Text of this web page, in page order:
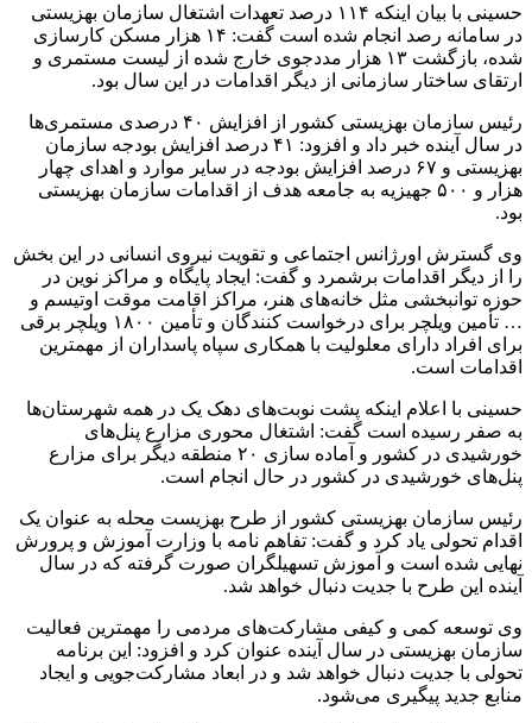
حسینی با بیان اینکه ۱۱۴ درصد تعهدات اشتغال سازمان بهزیستی
در سامانه رصد انجام شده است گفت: ۱۴ هزار مسکن کارسازی
شده، بازگشت ۱۳ هزار مددجوی خارج شده از لیست مستمری و
ارتقای ساختار سازمانی از دیگر اقدامات در این سال بود.
رئیس سازمان بهزیستی کشور از افزایش ۴۰ درصدی مستمری‌ها
در سال آینده خبر داد و افزود: ۴۱ درصد افزایش بودجه سازمان
بهزیستی و ۶۷ درصد افزایش بودجه در سایر موارد و اهدای چهار
هزار و ۵۰۰ جهیزیه به جامعه هدف از اقدامات سازمان بهزیستی
بود.
وی گسترش اورژانس اجتماعی و تقویت نیروی انسانی در این بخش
را از دیگر اقدامات برشمرد و گفت: ایجاد پایگاه و مراکز نوین در
حوزه توانبخشی مثل خانه‌های هنر، مراکز اقامت موقت اوتیسم و
… تأمین ویلچر برای درخواست کنندگان و تأمین ۱۸۰۰ ویلچر برقی
برای افراد دارای معلولیت با همکاری سپاه پاسداران از مهمترین
اقدامات است.
حسینی با اعلام اینکه پشت نوبت‌های دهک یک در همه شهرستان‌ها
به صفر رسیده است گفت: اشتغال محوری مزارع پنل‌های
خورشیدی در کشور و آماده سازی ۲۰ منطقه دیگر برای مزارع
پنل‌های خورشیدی در کشور در حال انجام است.
رئیس سازمان بهزیستی کشور از طرح بهزیست محله به عنوان یک
اقدام تحولی یاد کرد و گفت: تفاهم نامه با وزارت آموزش و پرورش
نهایی شده است و آموزش تسهیلگران صورت گرفته که در سال
آینده این طرح با جدیت دنبال خواهد شد.
وی توسعه کمی و کیفی مشارکت‌های مردمی را مهمترین فعالیت
سازمان بهزیستی در سال آینده عنوان کرد و افزود: این برنامه
تحولی با جدیت دنبال خواهد شد و در ابعاد مشارکت‌جویی و ایجاد
منابع جدید پیگیری می‌شود.